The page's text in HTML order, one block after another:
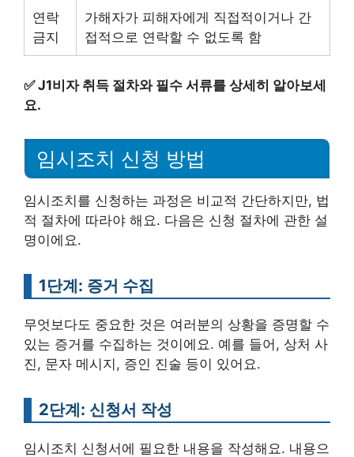
연락
금지
가해자가 피해자에게 직접적이거나 간
접적으로 연락할 수 없도록 함
✅J1비자 취득 절차와 필수 서류를 상세히 알아보세
요.
임시조치 신청 방법
임시조치를 신청하는 과정은 비교적 간단하지만, 법
적 절차에 따라야 해요. 다음은 신청 절차에 관한 설
명이에요.
1단계: 증거 수집
무엇보다도 중요한 것은 여러분의 상황을 증명할 수
있는 증거를 수집하는 것이에요. 예를 들어, 상처 사
진, 문자 메시지, 증인 진술 등이 있어요.
2단계: 신청서 작성
임시조치 신청서에 필요한 내용을 작성해요. 내용으